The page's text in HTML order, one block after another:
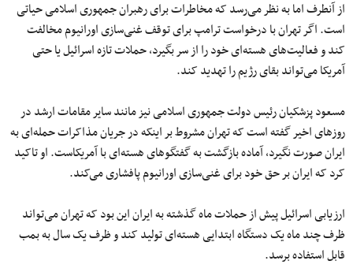
از آنطرف اما به نظر می‌رسد که مخاطرات برای رهبران جمهوری اسلامی حیاتی
است. اگر تهران با درخواست ترامپ برای توقف غنی‌سازی اورانیوم مخالفت
کند و فعالیت‌های هسته‌ای خود را از سر بگیرد، حملات تازه اسرائیل یا حتی
آمریکا می‌تواند بقای رژیم را تهدید کند.
مسعود پزشکیان رئیس دولت جمهوری اسلامی نیز مانند سایر مقامات ارشد در
روزهای اخیر گفته است که تهران مشروط بر اینکه در جریان مذاکرات حمله‌ای به
ایران صورت نگیرد، آماده بازگشت به گفتگوهای هسته‌ای با آمریکاست. او تاکید
کرد که ایران بر حق خود برای غنی‌سازی اورانیوم پافشاری می‌کند.
ارزیابی اسرائیل پیش از حملات ماه گذشته به ایران این بود که تهران می‌تواند
ظرف چند ماه یک دستگاه ابتدایی هسته‌ای تولید کند و ظرف یک سال به بمب
قابل استفاده برسد.